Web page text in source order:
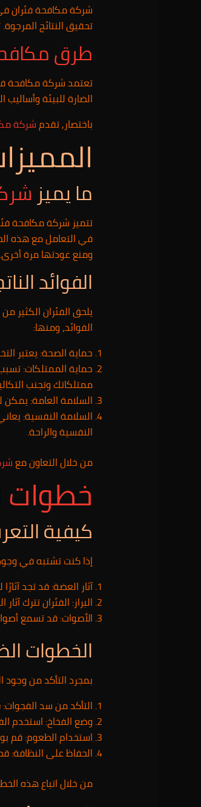
شركة مكافحة فئران
تحقيق النتائج
طرق
تعتمد شركة مكافحة
الضارة للبيئة
باختصار, تقدمشركة
ما يميز
تتميز شركة مكافحة
في التعامل مع هذه
ومنع عودتها مرة أخرى.
الفوائد
يلحق الفئران الكثير
الفوائد، ومنها:
حماية الصحة: يعتبر
حماية الممتلكات:
ممتلكاتك وتجنب
السلامة العامة:
السلامة النفسية:
النفسية والراحة.
من خلال التعاون مع
خطوات
كيفية
إذا كنت تشتبه في
آثار العضة: قد تجد
البراز: الفئران تترك
الأصوات: قد تسمع
الخطوات
بمجرد التأكد من
التأكد من سد
وضع الفخاخ: استخدم
استخدام الطعوم: قم
الحفاظ على النظافة:
من خلال اتباع هذه